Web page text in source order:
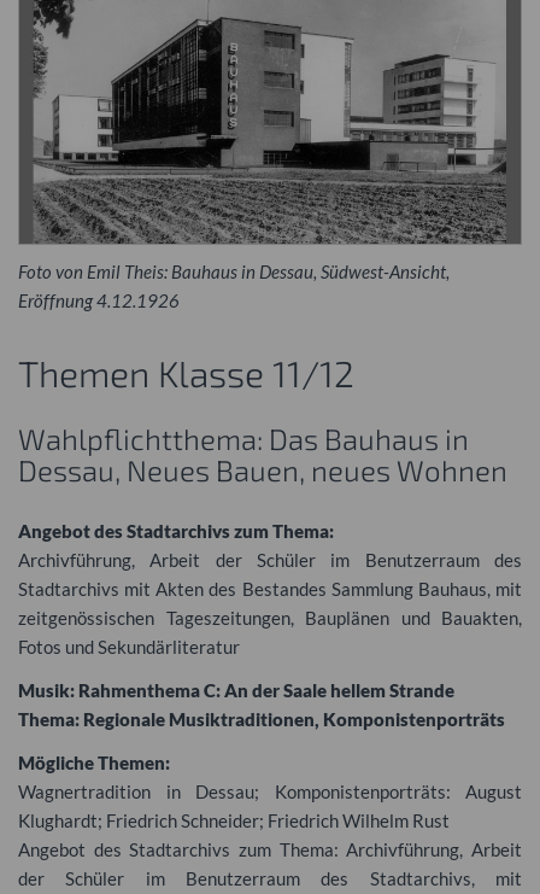
Foto von Emil Theis: Bauhaus in Dessau, Südwest-Ansicht,
Eröffnung 4.12.1926
Themen Klasse 11/12
Wahlpflichtthema: Das Bauhaus in
Dessau, Neues Bauen, neues Wohnen
Angebot des Stadtarchivs zum Thema:
Archivführung, Arbeit der Schüler im Benutzerraum des
Stadtarchivs mit Akten des Bestandes Sammlung Bauhaus, mit
zeitgenössischen Tageszeitungen, Bauplänen und Bauakten,
Fotos und Sekundärliteratur
Musik: Rahmenthema C: An der Saale hellem Strande
Thema: Regionale Musiktraditionen, Komponistenporträts
Mögliche Themen:
Wagnertradition in Dessau; Komponistenporträts: August
Klughardt; Friedrich Schneider; Friedrich Wilhelm Rust
Angebot des Stadtarchivs zum Thema: Archivführung, Arbeit
der Schüler im Benutzerraum des Stadtarchivs, mit